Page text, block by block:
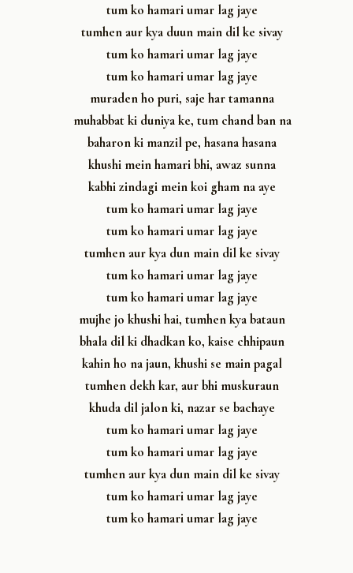
tum ko hamari umar lag jaye
tumhen aur kya duun main dil ke sivay
tum ko hamari umar lag jaye
tum ko hamari umar lag jaye
muraden ho puri, saje har tamanna
muhabbat ki duniya ke, tum chand ban na
baharon ki manzil pe, hasana hasana
khushi mein hamari bhi, awaz sunna
kabhi zindagi mein koi gham na aye
tum ko hamari umar lag jaye
tum ko hamari umar lag jaye
tumhen aur kya dun main dil ke sivay
tum ko hamari umar lag jaye
tum ko hamari umar lag jaye
mujhe jo khushi hai, tumhen kya bataun
bhala dil ki dhadkan ko, kaise chhipaun
kahin ho na jaun, khushi se main pagal
tumhen dekh kar, aur bhi muskuraun
khuda dil jalon ki, nazar se bachaye
tum ko hamari umar lag jaye
tum ko hamari umar lag jaye
tumhen aur kya dun main dil ke sivay
tum ko hamari umar lag jaye
tum ko hamari umar lag jaye